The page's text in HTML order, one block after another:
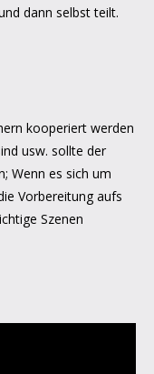
dann selbst teilt.
kooperiert werden
usw. sollte der
Wenn es sich um
Vorbereitung aufs
Szenen